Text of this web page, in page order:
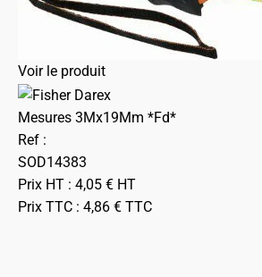
Voir le produit
Mesures 3Mx19Mm *Fd*
Ref :
SOD14383
Prix HT : 4,05 € HT
Prix TTC : 4,86 € TTC